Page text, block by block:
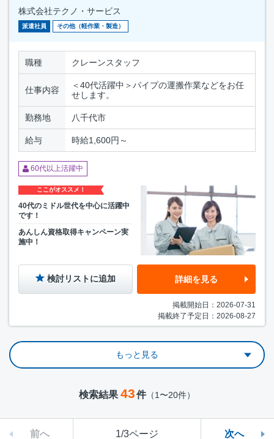
株式会社テクノ・サービス
派遣社員 その他（軽作業・製造）
職種 クレーンスタッフ
仕事内容
＜40代活躍中＞パイプの運搬作業などをお任
せします。
勤務地 八千代市
給与 時給1,600円～
60代以上活躍中
ここがオススメ！
40代のミドル世代を中心に活躍中
です！
あんしん資格取得キャンペーン実
施中！
検討リストに追加 詳細を見る
掲載開始日：2026-07-31
掲載終了予定日：2026-08-27
もっと見る
検索結果 43件（1〜20件）
前へ 1/3ページ 次へ